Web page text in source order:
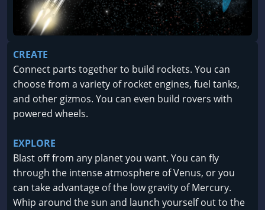
CREATE
Connect parts together to build rockets. You can
choose from a variety of rocket engines, fuel tanks,
and other gizmos. You can even build rovers with
powered wheels.
EXPLORE
Blast off from any planet you want. You can fly
through the intense atmosphere of Venus, or you
can take advantage of the low gravity of Mercury.
Whip around the sun and launch yourself out to the